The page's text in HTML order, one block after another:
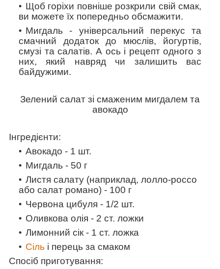
Щоб горіхи повніше розкрили свій смак,
ви можете їх попередньо обсмажити.
Мигдаль - універсальний перекус та
смачний додаток до мюслів, йогуртів,
смузі та салатів. А ось і рецепт одного з
них, який навряд чи залишить вас
байдужими.
Зелений салат зі смаженим мигдалем та
авокадо
Інгредієнти:
Авокадо - 1 шт.
Мигдаль - 50 г
Листя салату (наприклад, лолло-россо
або салат романо) - 100 г
Червона цибуля - 1/2 шт.
Оливкова олія - 2 ст. ложки
Лимонний сік - 1 ст. ложка
Сіль і перець за смаком
Спосіб приготування: